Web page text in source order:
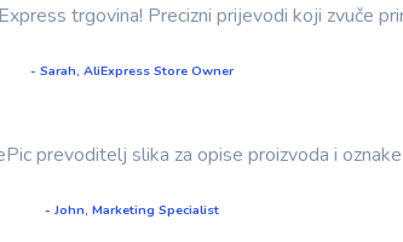
trgovina! Precizni prijevodi koji zvuče
- Sarah, AliExpress Store Owner
prevoditelj slika za opise proizvoda i
- John, Marketing Specialist